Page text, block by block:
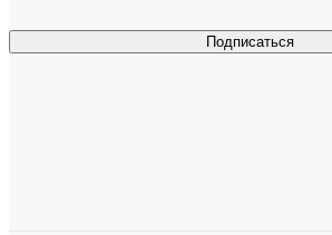
Подписаться